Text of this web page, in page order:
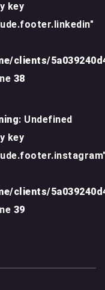
key
clients/
38
: Undefined
key
clients/
39